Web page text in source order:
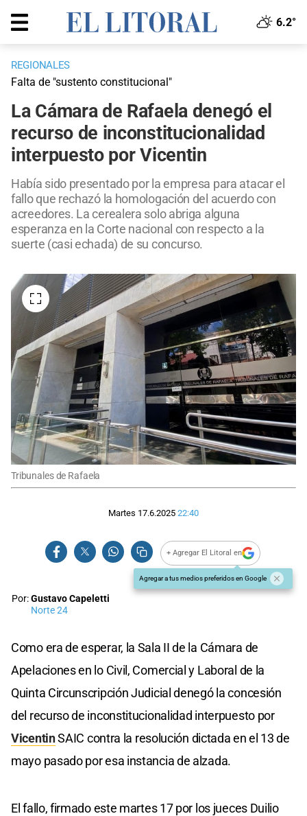
6.2°
REGIONALES
Falta de "sustento constitucional"
La Cámara de Rafaela denegó el
recurso de inconstitucionalidad
interpuesto por Vicentin
Había sido presentado por la empresa para atacar el
fallo que rechazó la homologación del acuerdo con
acreedores. La cerealera solo abriga alguna
esperanza en la Corte nacional con respecto a la
suerte (casi echada) de su concurso.
Tribunales de Rafaela
Martes 17.6.2025 22:40
+ Agregar El Litoral en
Agregar a tus medios preferidos en Google
Por:Gustavo Capeletti
Norte 24
Como era de esperar, la Sala II de la Cámara de
Apelaciones en lo Civil, Comercial y Laboral de la
Quinta Circunscripción Judicial denegó la concesión
del recurso de inconstitucionalidad interpuesto por
VicentinSAIC contra la resolución dictada en el 13 de
mayo pasado por esa instancia de alzada.
El fallo, firmado este martes 17 por los jueces Duilio